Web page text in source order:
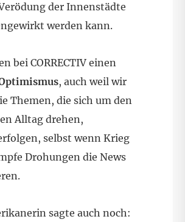
der Innenstädte
werden kann.
bei CORRECTIV einen
, auch weil wir
Themen, die sich um den
Alltag drehen,
selbst wenn Krieg
Drohungen die News
sagte auch noch: